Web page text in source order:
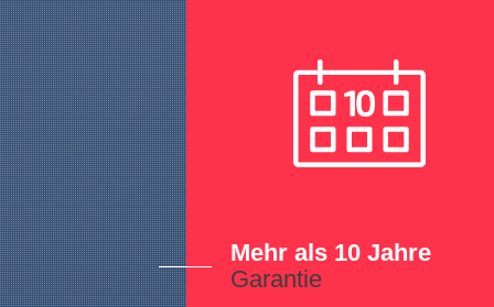
Mehr als 10 Jahre
Garantie